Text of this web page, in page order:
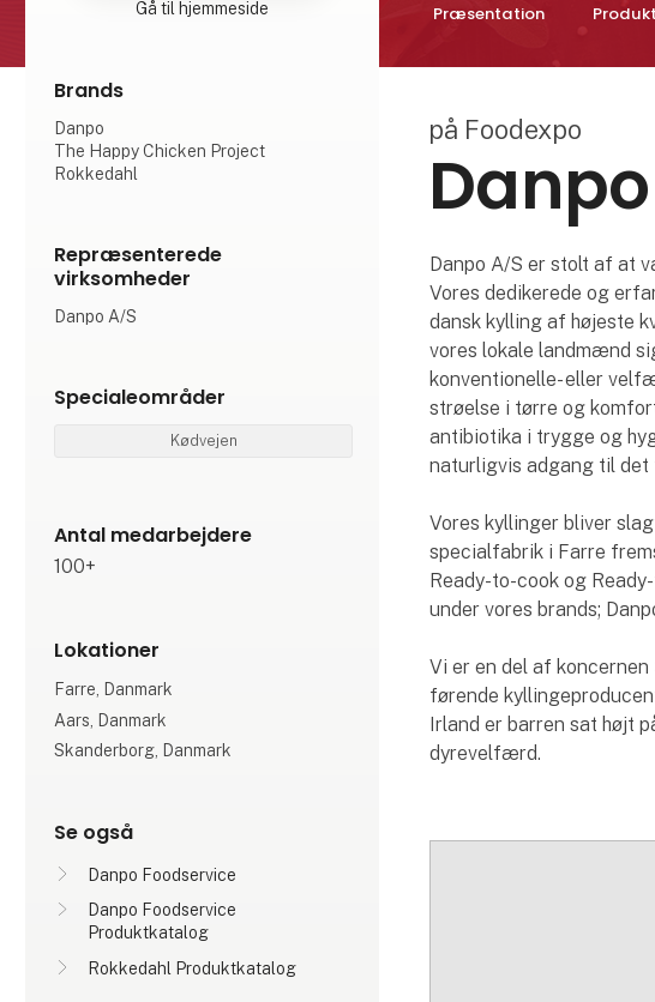
Præsentation
Gå til hjemmeside
Brands
Danpo
The Happy Chicken Project
Rokkedahl
Repræsenterede
virksomheder
Danpo A/S
Specialeområder
Kødvejen
Antal medarbejdere
100+
Lokationer
Farre, Danmark
Aars, Danmark
Skanderborg, Danmark
Se også
Danpo Foodservice
Danpo Foodservice
Produktkatalog
Rokkedahl Produktkatalog
på Foodexpo
Danpo A/S er stolt af at
Vores dedikerede og
dansk kylling af højeste
vores lokale landmænd
konventionelle- eller
strøelse i tørre og
antibiotika i trygge og
naturligvis adgang til det
Vores kyllinger bliver
specialfabrik i Farre
Ready-to-cook og
under vores brands;
Vi er en del af
førende
Irland er barren sat højt
dyrevelfærd.